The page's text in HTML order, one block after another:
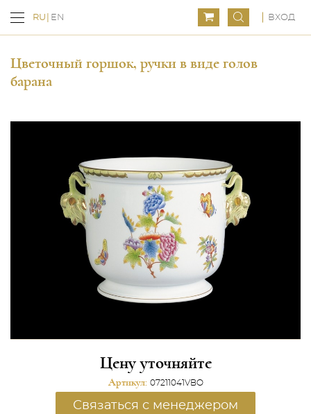
RU EN ВХОД
Цветочный горшок, ручки в виде голов
барана
Цену уточняйте
Артикул: 07211041VBO
Связаться с менеджером